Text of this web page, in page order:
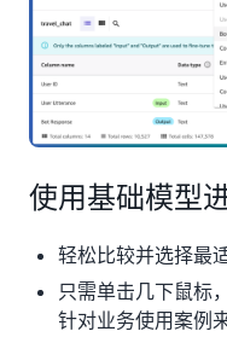
使用基础模型
轻松比较并选择最
只需单击几下鼠标
针对业务使用案例